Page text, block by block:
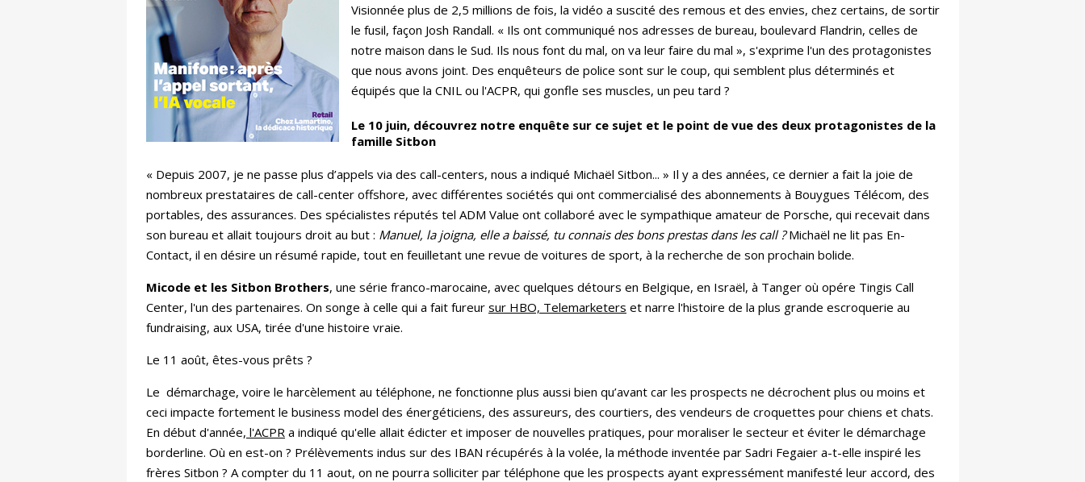
Visionnée plus de 2,5 millions de fois, la vidéo a suscité des remous et des envies, chez certains, de sortir
le fusil, façon Josh Randall. « Ils ont communiqué nos adresses de bureau, boulevard Flandrin, celles de
notre maison dans le Sud. Ils nous font du mal, on va leur faire du mal », s'exprime l'un des protagonistes
que nous avons joint. Des enquêteurs de police sont sur le coup, qui semblent plus déterminés et
équipés que la CNIL ou l'ACPR, qui gonfle ses muscles, un peu tard ?
Le 10 juin, découvrez notre enquête sur ce sujet et le point de vue des deux protagonistes de la
famille Sitbon
« Depuis 2007, je ne passe plus d’appels via des call-centers, nous a indiqué Michaël Sitbon... » Il y a des années, ce dernier a fait la joie de
nombreux prestataires de call-center offshore, avec différentes sociétés qui ont commercialisé des abonnements à Bouygues Télécom, des
portables, des assurances. Des spécialistes réputés tel ADM Value ont collaboré avec le sympathique amateur de Porsche, qui recevait dans
son bureau et allait toujours droit au but : Manuel, la joigna, elle a baissé, tu connais des bons prestas dans les call ?Michaël ne lit pas En-
Contact, il en désire un résumé rapide, tout en feuilletant une revue de voitures de sport, à la recherche de son prochain bolide.
Micode et les Sitbon Brothers, une série franco-marocaine, avec quelques détours en Belgique, en Israël, à Tanger où opére Tingis Call
Center, l'un des partenaires. On songe à celle qui a fait fureur sur HBO, Telemarketers et narre l'histoire de la plus grande escroquerie au
fundraising, aux USA, tirée d'une histoire vraie.
Le 11 août, êtes-vous prêts ?
Le démarchage, voire le harcèlement au téléphone, ne fonctionne plus aussi bien qu’avant car les prospects ne décrochent plus ou moins et
ceci impacte fortement le business model des énergéticiens, des assureurs, des courtiers, des vendeurs de croquettes pour chiens et chats.
En début d'année, l'ACPR a indiqué qu'elle allait édicter et imposer de nouvelles pratiques, pour moraliser le secteur et éviter le démarchage
borderline. Où en est-on ? Prélèvements indus sur des IBAN récupérés à la volée, la méthode inventée par Sadri Fegaier a-t-elle inspiré les
frères Sitbon ? A compter du 11 aout, on ne pourra solliciter par téléphone que les prospects ayant expressément manifesté leur accord, des